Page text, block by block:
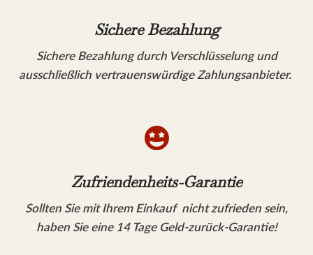
Sichere Bezahlung
Sichere Bezahlung durch Verschlüsselung und
ausschließlich vertrauenswürdige Zahlungsanbieter.

Zufriendenheits-Garantie
Sollten Sie mit Ihrem Einkauf nicht zufrieden sein,
haben Sie eine 14 Tage Geld-zurück-Garantie!